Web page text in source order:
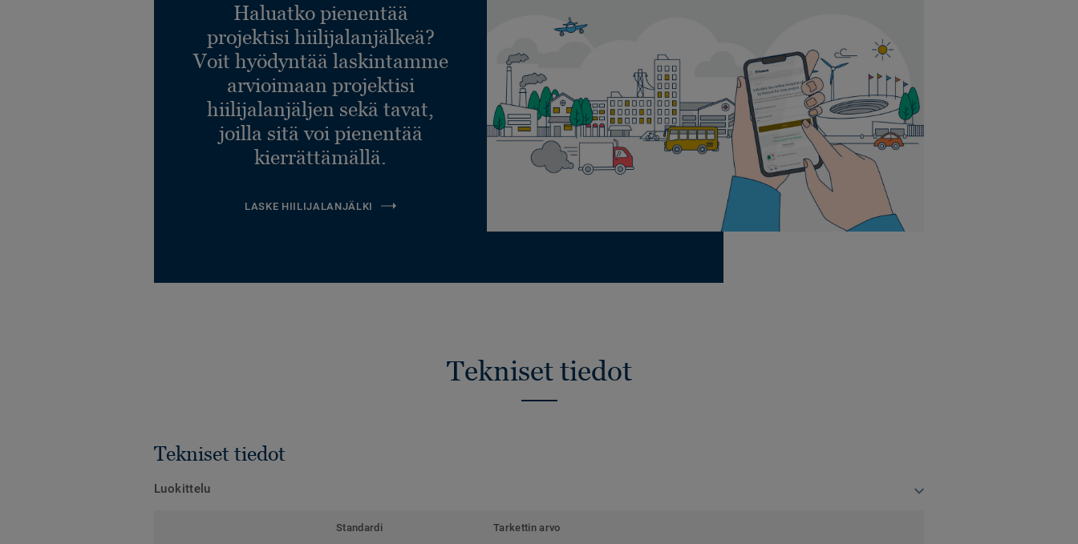
Haluatko pienentää
projektisi hiilijalanjälkeä?
Voit hyödyntää laskintamme
arvioimaan projektisi
hiilijalanjäljen sekä tavat,
joilla sitä voi pienentää
kierrättämällä.
LASKE HIILIJALANJÄLKI
Tekniset tiedot
Tekniset tiedot
Luokittelu
Standardi Tarkettin arvo